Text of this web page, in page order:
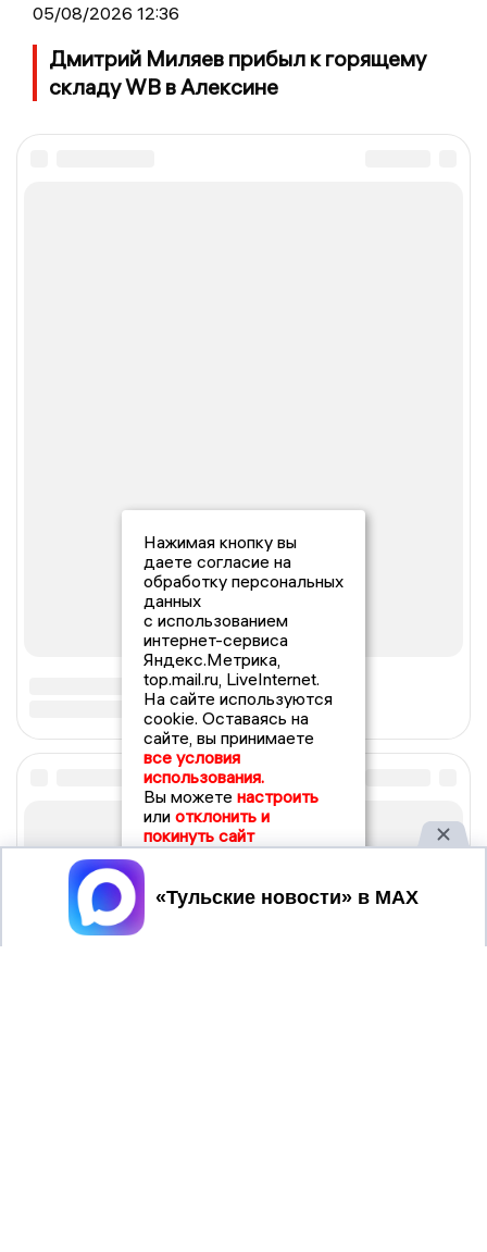
05/08/2026 12:36
Дмитрий Миляев прибыл к горящему
складу WB в Алексине
Нажимая кнопку вы
даете согласие на
обработку персональных
данных
с использованием
интернет-сервиса
Яндекс.Метрика,
top.mail.ru, LiveInternet.
На сайте используются
cookie. Оставаясь на
сайте, вы принимаете
все условия
использования.
Вы можете настроить
или отклонить и
покинуть сайт
Принять